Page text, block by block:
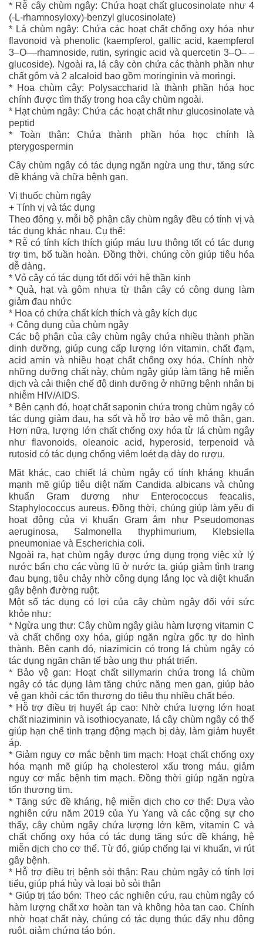
* Rễ cây chùm ngây: Chứa hoạt chất glucosinolate như 4
(-L-rhamnosyloxy)-benzyl glucosinolate)
* Lá chùm ngây: Chứa các hoạt chất chống oxy hóa như
flavonoid và phenolic (kaempferol, gallic acid, kaempferol
3–O––rhamnoside, rutin, syringic acid và quercetin 3–O– –
glucoside). Ngoài ra, lá cây còn chứa các thành phần như
chất gôm và 2 alcaloid bao gồm moringinin và moringi.
* Hoa chùm cây: Polysaccharid là thành phần hóa học
chính được tìm thấy trong hoa cây chùm ngoài.
* Hạt chùm ngây: Chứa các hoạt chất như glucosinolate và
peptid
* Toàn thân: Chứa thành phần hóa học chính là
pterygospermin
Cây chùm ngây có tác dụng ngăn ngừa ung thư, tăng sức
đề kháng và chữa bệnh gan.
Vị thuốc chùm ngây
+ Tính vị và tác dụng
Theo đông y. mỗi bộ phận cây chùm ngây đều có tính vị và
tác dụng khác nhau. Cụ thể:
* Rễ có tính kích thích giúp máu lưu thông tốt có tác dụng
trợ tim, bổ tuần hoàn. Đồng thời, chúng còn giúp tiêu hóa
dễ dàng.
* Vỏ cây có tác dụng tốt đối với hệ thần kinh
* Quả, hạt và gôm nhựa từ thân cây có công dụng làm
giảm đau nhức
* Hoa có chứa chất kích thích và gây kích dục
+ Công dụng của chùm ngây
Các bộ phận của cây chùm ngây chứa nhiều thành phần
dinh dưỡng, giúp cung cấp lượng lớn vitamin, chất đạm,
acid amin và nhiều hoạt chất chống oxy hóa. Chính nhờ
những dưỡng chất này, chùm ngây giúp làm tăng hệ miễn
dịch và cải thiện chế độ dinh dưỡng ở những bệnh nhân bị
nhiễm HIV/AIDS.
* Bên cạnh đó, hoạt chất saponin chứa trong chùm ngây có
tác dụng giảm đau, hạ sốt và hỗ trợ bảo vệ mô thận, gan.
Hơn nữa, lượng lớn chất chống oxy hóa từ lá chùm ngây
như flavonoids, oleanoic acid, hyperosid, terpenoid và
rutosid có tác dụng chống viêm loét dạ dày do rượu.
Mặt khác, cao chiết lá chùm ngây có tính kháng khuẩn
mạnh mẽ giúp tiêu diệt nấm Candida albicans và chủng
khuẩn Gram dương như Enterococcus feacalis,
Staphylococcus aureus. Đồng thời, chúng giúp làm yếu đi
hoạt động của vi khuẩn Gram âm như Pseudomonas
aeruginosa, Salmonella thyphimurium, Klebsiella
pneumoniae và Escherichia coli.
Ngoài ra, hạt chùm ngây được ứng dụng trọng việc xử lý
nước bẩn cho các vùng lũ ở nước ta, giúp giảm tình trạng
đau bụng, tiêu chảy nhờ công dụng lắng lọc và diệt khuẩn
gây bệnh đường ruột.
Một số tác dụng có lợi của cây chùm ngây đối với sức
khỏe như:
* Ngừa ung thư: Cây chùm ngây giàu hàm lượng vitamin C
và chất chống oxy hóa, giúp ngăn ngừa gốc tự do hình
thành. Bên cạnh đó, niazimicin có trong lá chùm ngây có
tác dụng ngăn chặn tế bào ung thư phát triển.
* Bảo vệ gan: Hoạt chất sillymarin chứa trong lá chùm
ngây có tác dụng làm tăng chức năng men gan, giúp bảo
vệ gan khỏi các tổn thương do tiêu thụ nhiều chất béo.
* Hỗ trợ điều trị huyết áp cao: Nhờ chứa lượng lớn hoạt
chất niaziminin và isothiocyanate, lá cây chùm ngây có thể
giúp hạn chế tình trạng động mạch bị dày, làm giảm huyết
áp.
* Giảm nguy cơ mắc bệnh tim mạch: Hoạt chất chống oxy
hóa mạnh mẽ giúp hạ cholesterol xấu trong máu, giảm
nguy cơ mắc bệnh tim mạch. Đồng thời giúp ngăn ngừa
tổn thương tim.
* Tăng sức đề kháng, hệ miễn dịch cho cơ thể: Dựa vào
nghiên cứu năm 2019 của Yu Yang và các cộng sự cho
thấy, cây chùm ngây chứa lượng lớn kẽm, vitamin C và
chất chống oxy hóa có tác dụng tăng sức đề kháng, hệ
miễn dịch cho cơ thể. Từ đó, giúp chống lại vi khuẩn, vi rút
gây bệnh.
* Hỗ trợ điều trị bệnh sỏi thận: Rau chùm ngây có tính lợi
tiểu, giúp phá hủy và loại bỏ sỏi thận
* Giúp trị táo bón: Theo các nghiên cứu, rau chùm ngây có
hàm lượng chất xơ hoàn tan và không hòa tan cao. Chính
nhờ hoạt chất này, chúng có tác dụng thúc đẩy nhu động
ruột, giảm chứng táo bón.